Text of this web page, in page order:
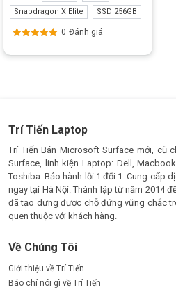
Snapdragon X Elite
SSD 256GB
0 Đánh giá
Trí Tiến Laptop
Trí Tiến Bán Microsoft Surface mới, cũ
Surface, linh kiện Laptop: Dell,
Toshiba. Bảo hành lỗi 1 đổi 1. Cung cấp
ngay tại Hà Nội. Thành lập từ năm 2014
đã tạo dựng được chỗ đứng vững chắc
quen thuộc với khách hàng.
Về Chúng Tôi
Giới thiệu về Trí Tiến
Báo chí nói gì về Trí Tiến